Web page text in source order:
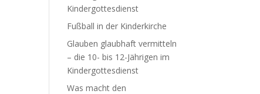
Kindergottesdienst
Fußball in der Kinderkirche
Glauben glaubhaft vermitteln
– die 10- bis 12-Jährigen im
Kindergottesdienst
Was macht den